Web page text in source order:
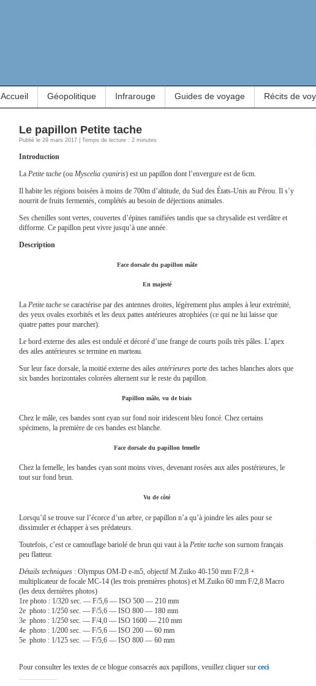
Accueil Géopolitique Infrarouge Guides de voyage Récits de
Le papillon Petite tache
Publié le 29 mars 2017 | Temps de lecture : 2 minutes
Introduction
La Petite tache (ou Myscelia cyaniris) est un papillon dont l’envergure est de 6cm.
Il habite les régions boisées à moins de 700m d’altitude, du Sud des États-Unis au Pérou. Il s’y
nourrit de fruits fermentés, complétés au besoin de déjections animales.
Ses chenilles sont vertes, couvertes d’épines ramifiées tandis que sa chrysalide est verdâtre et
difforme. Ce papillon peut vivre jusqu’à une année.
Description
Face dorsale du papillon mâle
En majesté
La Petite tache se caractérise par des antennes droites, légèrement plus amples à leur extrémité,
des yeux ovales exorbités et les deux pattes antérieures atrophiées (ce qui ne lui laisse que
quatre pattes pour marcher).
Le bord externe des ailes est ondulé et décoré d’une frange de courts poils très pâles. L’apex
des ailes antérieures se termine en marteau.
Sur leur face dorsale, la moitié externe des ailes antérieures porte des taches blanches alors que
six bandes horizontales colorées alternent sur le reste du papillon.
Papillon mâle, vu de biais
Chez le mâle, ces bandes sont cyan sur fond noir iridescent bleu foncé. Chez certains
spécimens, la première de ces bandes est blanche.
Face dorsale du papillon femelle
Chez la femelle, les bandes cyan sont moins vives, devenant rosées aux ailes postérieures, le
tout sur fond brun.
Vu de côté
Lorsqu’il se trouve sur l’écorce d’un arbre, ce papillon n’a qu’à joindre les ailes pour se
dissimuler et échapper à ses prédateurs.
Toutefois, c’est ce camouflage bariolé de brun qui vaut à la Petite tache son surnom français
peu flatteur.
Détails techniques : Olympus OM-D e-m5, objectif M.Zuiko 40-150 mm F/2,8 +
multiplicateur de focale MC-14 (les trois premières photos) et M.Zuiko 60 mm F/2,8 Macro
(les deux dernières photos)
1re photo : 1/320 sec. — F/5,6 — ISO 500 — 210 mm
2e photo : 1/250 sec. — F/5,6 — ISO 800 — 180 mm
3e photo : 1/250 sec. — F/4,0 — ISO 1600 — 210 mm
4e photo : 1/200 sec. — F/5,6 — ISO 200 — 60 mm
5e photo : 1/125 sec. — F/5,6 — ISO 800 — 60 mm
Pour consulter les textes de ce blogue consacrés aux papillons, veuillez cliquer sur ceci